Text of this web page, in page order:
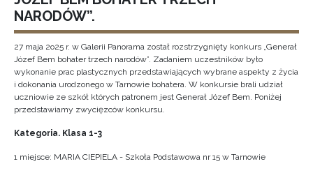
NARODÓW”.
27 maja 2o25 r. w Galerii Panorama został rozstrzygnięty konkurs „Generał
Józef Bem bohater trzech narodów”. Zadaniem uczestników było
wykonanie prac plastycznych przedstawiających wybrane aspekty z życia
i dokonania urodzonego w Tarnowie bohatera. W konkursie brali udział
uczniowie ze szkół których patronem jest Generał Józef Bem. Poniżej
przedstawiamy zwycięzców konkursu.
Kategoria. Klasa 1-3
1 miejsce: MARIA CIEPIELA - Szkoła Podstawowa nr 15 w Tarnowie